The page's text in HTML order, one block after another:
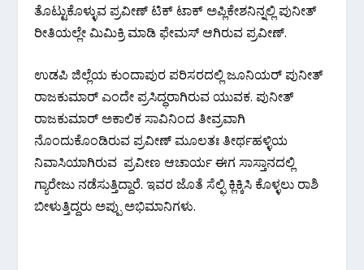
ತೊಟ್ಟುಕೊಳ್ಳುವ ಪ್ರವೀಣ್ ಟಿಕ್ ಟಾಕ್ ಅಪ್ಲಿಕೇಶನಿನ್ನಲ್ಲಿ ಪುನೀತ್
ರೀತಿಯಲ್ಲೇ ಮಿಮಿಕ್ರಿ ಮಾಡಿ ಫೇಮಸ್ ಆಗಿರುವ ಪ್ರವೀಣ್.
ಉಡಪಿ ಜಿಲ್ಲೆಯ ಕುಂದಾಪುರ ಪರಿಸರದಲ್ಲಿ ಜೂನಿಯರ್ ಪುನೀತ್
ರಾಜಕುಮಾರ್ ಎಂದೇ ಪ್ರಸಿದ್ಧರಾಗಿರುವ ಯುವಕ. ಪುನೀತ್
ರಾಜಕುಮಾರ್ ಅಕಾಲಿಕ ಸಾವಿನಿಂದ ತೀವ್ರವಾಗಿ
ನೊಂದುಕೊಂಡಿರುವ ಪ್ರವೀಣ್ ಮೂಲತಃ ತೀರ್ಥಹಳ್ಳಿಯ
ನಿವಾಸಿಯಾಗಿರುವ ಪ್ರವೀಣ ಆಚಾರ್ಯ ಈಗ ಸಾಸ್ತಾನದಲ್ಲಿ
ಗ್ಯಾರೇಜು ನಡೆಸುತ್ತಿದ್ದಾರೆ. ಇವರ ಜೊತೆ ಸೆಲ್ಫಿ ಕ್ಲಿಕ್ಕಿಸಿ ಕೊಳ್ಳಲು ರಾಶಿ
ಬೀಳುತ್ತಿದ್ದರು ಅಪ್ಪು ಅಭಿಮಾನಿಗಳು.